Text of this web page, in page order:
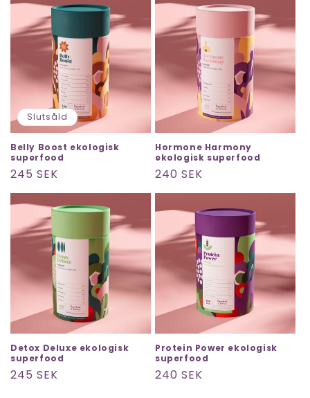
Slutsåld
Belly Boost ekologisk
superfood
Ordinarie
pris
245 SEK
Hormone Harmony
ekologisk superfood
Ordinarie
pris
240 SEK
Detox Deluxe ekologisk
superfood
Ordinarie
245 SEK
Protein Power ekologisk
superfood
Ordinarie
240 SEK